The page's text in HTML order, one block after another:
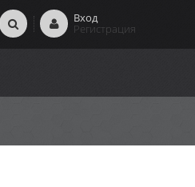
Вход
Регистрация